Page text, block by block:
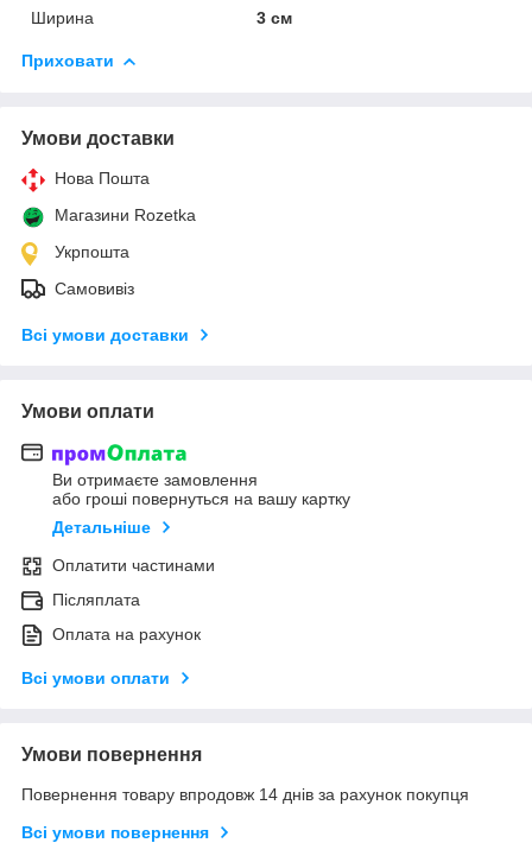
Ширина
3 см
Приховати
Умови доставки
Нова Пошта
Магазини Rozetka
Укрпошта
Самовивіз
Всі умови доставки
Умови оплати
Ви отримаєте замовлення
або гроші повернуться на вашу картку
Детальніше
Оплатити частинами
Післяплата
Оплата на рахунок
Всі умови оплати
Умови повернення
Повернення товару впродовж 14 днів за рахунок покупця
Всі умови повернення